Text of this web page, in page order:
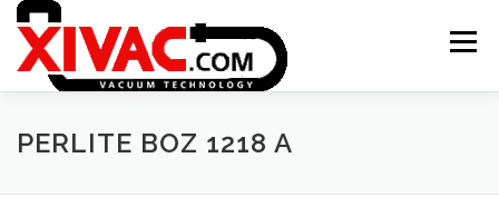
Naar
inhoud
springen
Menu
ONTSTAAN XIVAC CONCEPTEN
PERLITE BOZ 1218 A